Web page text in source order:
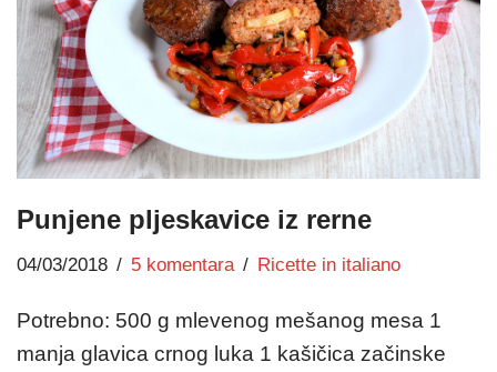
Punjene pljeskavice iz rerne
04/03/2018 5 komentara Ricette in italiano
Potrebno: 500 g mlevenog mešanog mesa 1
manja glavica crnog luka 1 kašičica začinske